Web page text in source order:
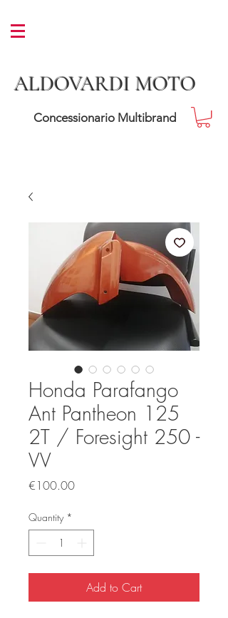
ALDOVARDI MOTO
Concessionario Multibrand
Honda Parafango
Ant Pantheon 125
2T / Foresight 250 -
VV
€100.00Price
Quantity *
Add to Cart